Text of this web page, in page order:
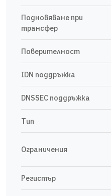
Подновяване при
трансфер
Поверителност
IDN поддръжка
DNSSEC поддръжка
Тип
Ограничения
Регистър